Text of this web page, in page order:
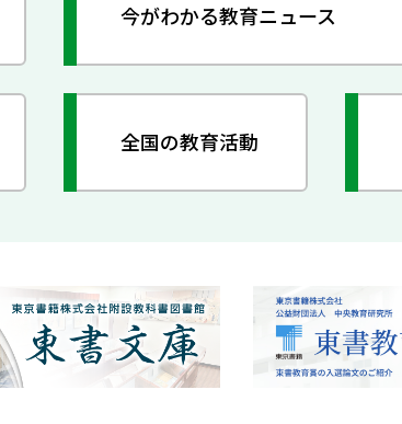
今がわかる教育ニュース
全国の教育活動